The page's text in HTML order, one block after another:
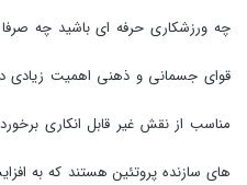
چه ورزشکاری حرفه ای باشید چه
قوای جسمانی و ذهنی اهمیت زیادی
مناسب از نقش غیر قابل انکاری
های سازنده پروتئین هستند که به